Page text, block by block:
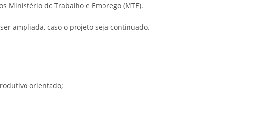
Ministério do Trabalho e Emprego (MTE).
ampliada, caso o projeto seja continuado.
orientado;